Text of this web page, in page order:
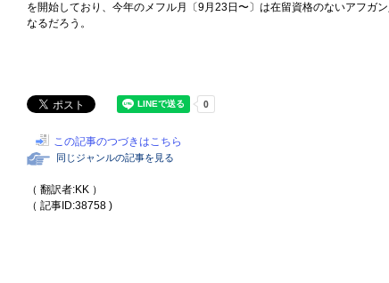
を開始しており、今年のメフル月〔9月23日〜〕は在留資格のないアフガ
なるだろう。
この記事のつづきはこちら
同じジャンルの記事を見る
（ 翻訳者:KK ）
（ 記事ID:38758 )